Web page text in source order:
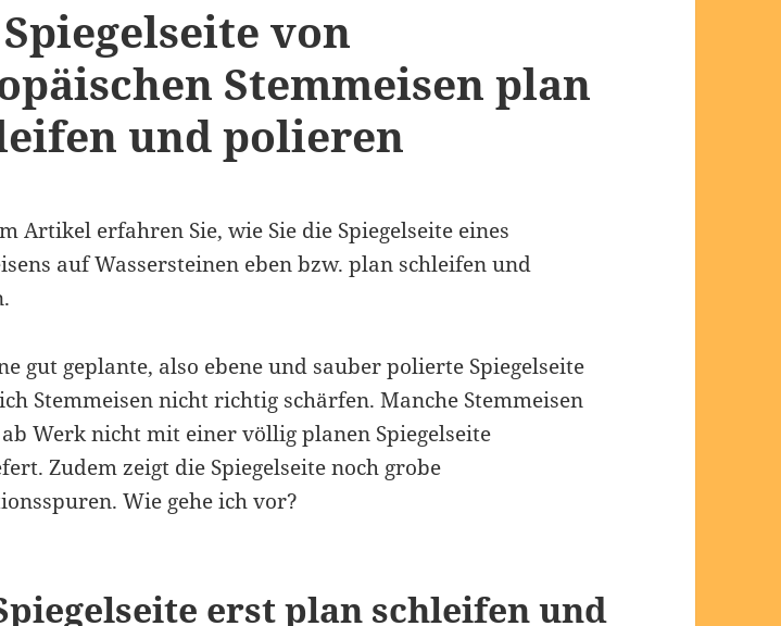
von
Stemmeisen plan
und polieren
Artikel erfahren Sie, wie Sie die Spiegelseite eines
auf Wassersteinen eben bzw. plan schleifen und
gut geplante, also ebene und sauber polierte Spiegelseite
Stemmeisen nicht richtig schärfen. Manche Stemmeisen
Werk nicht mit einer völlig planen Spiegelseite
Zudem zeigt die Spiegelseite noch grobe
Wie gehe ich vor?
erst plan schleifen und